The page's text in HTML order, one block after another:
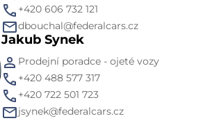
+420 606 732 121
dbouchal@federalcars.cz
Jakub Synek
Prodejní poradce - ojeté vozy
+420 488 577 317
+420 722 501 723
jsynek@federalcars.cz